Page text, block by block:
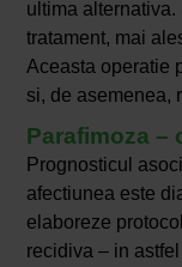
ultima
tratament, mai
Aceasta operatie
si, de asemenea,
Parafimoza –
Prognosticul
afectiunea este
elaboreze
recidiva – in